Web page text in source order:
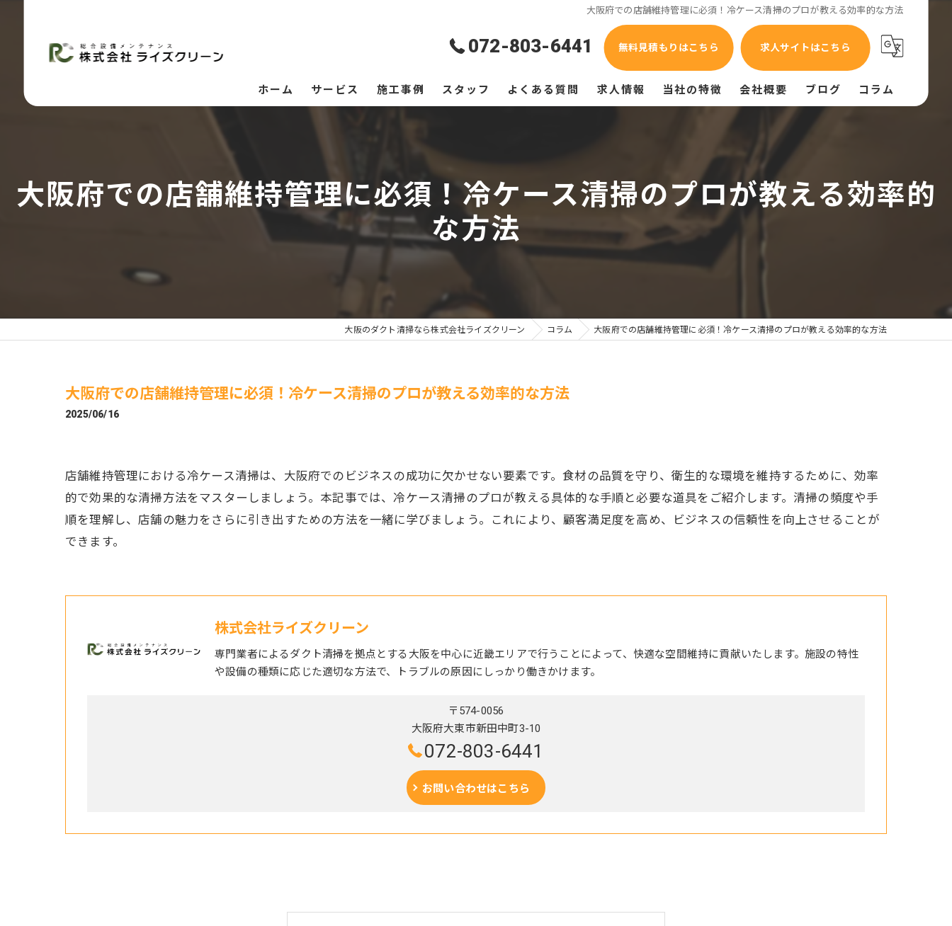
大阪府での店舗維持管理に必須！冷ケース清掃のプロが教える効率的な方法
072-803-6441 無料見積もりはこちら 求人サイトはこちら
ホーム サービス 施工事例 スタッフ よくある質問 求人情報 当社の特徴
換気不良
給排気設備
給排水設備
会社概要 ブログ コラム
大阪府での店舗維持管理に必須！冷ケース清掃のプロが教える効率的
な方法
大阪のダクト清掃なら株式会社ライズクリーン コラム 大阪府での店舗維持管理に必須！冷ケース清掃のプロが教える効率的な方法
大阪府での店舗維持管理に必須！冷ケース清掃のプロが教える効率的な方法
2025/06/16
店舗維持管理における冷ケース清掃は、大阪府でのビジネスの成功に欠かせない要素です。食材の品質を守り、衛生的な環境を維持するために、効率
的で効果的な清掃方法をマスターしましょう。本記事では、冷ケース清掃のプロが教える具体的な手順と必要な道具をご紹介します。清掃の頻度や手
順を理解し、店舗の魅力をさらに引き出すための方法を一緒に学びましょう。これにより、顧客満足度を高め、ビジネスの信頼性を向上させることが
できます。
株式会社ライズクリーン
専門業者によるダクト清掃を拠点とする大阪を中心に近畿エリアで行うことによって、快適な空間維持に貢献いたします。施設の特性
や設備の種類に応じた適切な方法で、トラブルの原因にしっかり働きかけます。
〒574-0056
大阪府大東市新田中町3-10
072-803-6441
お問い合わせはこちら